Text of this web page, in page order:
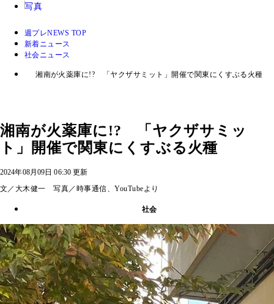
写真
週プレNEWS TOP
新着ニュース
社会ニュース
湘南が火薬庫に!? 「ヤクザサミット」開催で関東にくすぶる火種
湘南が火薬庫に!? 「ヤクザサミッ
ト」開催で関東にくすぶる火種
2024年08月09日 06:30 更新
文／大木健一 写真／時事通信、YouTubeより
社会